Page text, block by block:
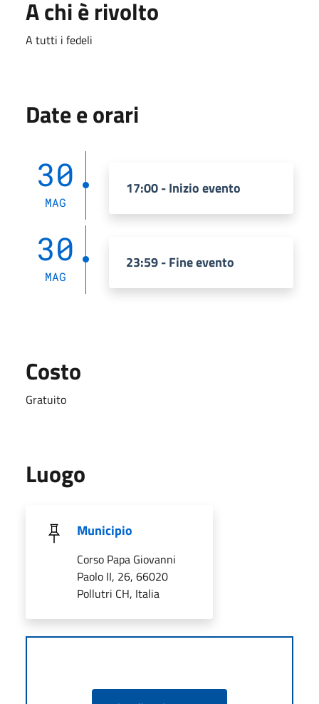
A chi è rivolto
A tutti i fedeli
Date e orari
30
MAG
17:00 - Inizio evento
30
MAG
23:59 - Fine evento
Costo
Gratuito
Luogo
Municipio
Corso Papa Giovanni
Paolo II, 26, 66020
Pollutri CH, Italia